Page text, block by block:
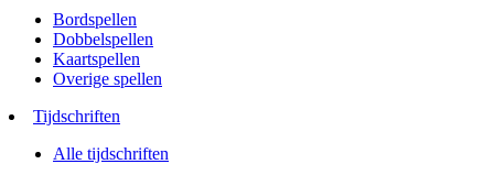
Bordspellen
Dobbelspellen
Kaartspellen
Overige spellen
Tijdschriften
Alle tijdschriften